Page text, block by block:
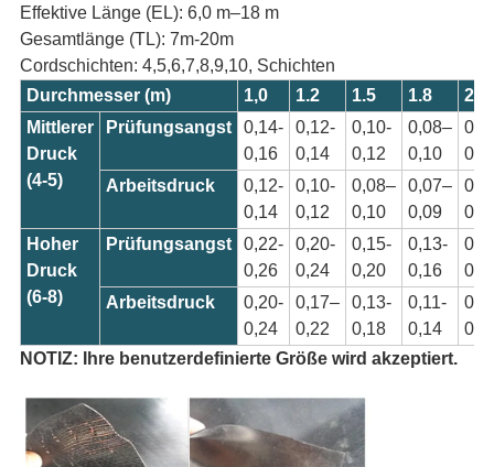
Effektive Länge (EL): 6,0 m–18 m
Gesamtlänge (TL): 7m-20m
Cordschichten: 4,5,6,7,8,9,10, Schichten
Durchmesser (m)
1,0 1.2 1.5 1.8
2,0
Mittlerer
Druck
(4-5)
Prüfungsangst
0,14-
0,16
0,12-
0,14
0,10-
0,12
0,08–
0,10
Arbeitsdruck
0,12-
0,14
0,10-
0,12
0,08–
0,10
0,07–
0,09
Hoher
Druck
(6-8)
Prüfungsangst
0,22-
0,26
0,20-
0,24
0,15-
0,20
0,13-
0,16
Arbeitsdruck
0,20-
0,24
0,17–
0,22
0,13-
0,18
0,11-
0,14
NOTIZ:
Ihre benutzerdefinierte Größe wird akzeptiert.